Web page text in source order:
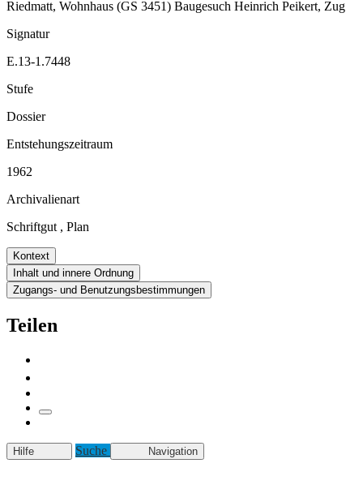
Riedmatt, Wohnhaus (GS 3451) Baugesuch Heinrich Peikert, Zug
Signatur
E.13-1.7448
Stufe
Dossier
Entstehungszeitraum
1962
Archivalienart
Schriftgut , Plan
Kontext
Inhalt und innere Ordnung
Zugangs- und Benutzungsbestimmungen
Teilen
Hilfe Suche Navigation